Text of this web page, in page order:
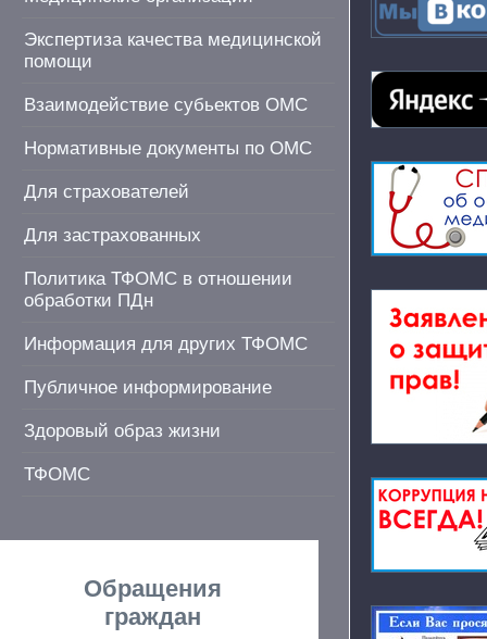
Экспертиза качества медицинской
помощи
Взаимодействие субьектов ОМС
Нормативные документы по ОМС
Для страхователей
Для застрахованных
Политика ТФОМС в отношении
обработки ПДн
Информация для других ТФОМС
Публичное информирование
Здоровый образ жизни
ТФОМС
Обращения
граждан